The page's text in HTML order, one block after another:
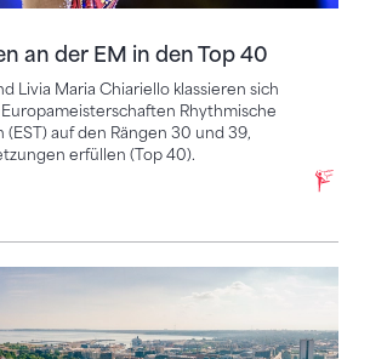
an der EM in den Top 40
Livia Maria Chiariello klassieren sich
Rhythmische
(EST) auf den Rängen 30 und 39,
erfüllen (Top 40).
– die Übersicht